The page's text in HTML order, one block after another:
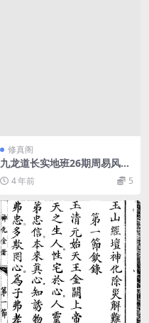
修真阁
九龙道长实地班26期周易风水
阵法化解视频全集课程
4 年前 5